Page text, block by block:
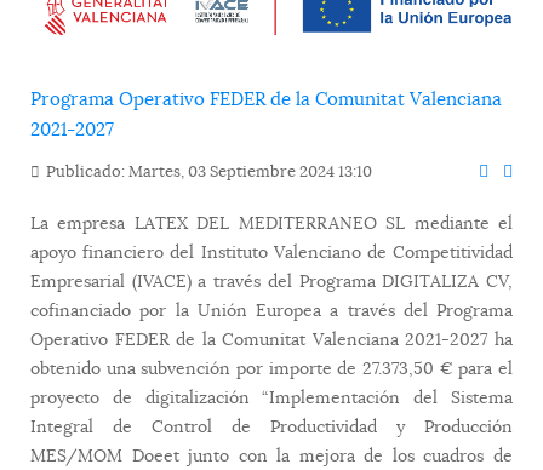
Programa Operativo FEDER de la Comunitat Valenciana
2021-2027
Publicado: Martes, 03 Septiembre 2024 13:10
La empresa LATEX DEL MEDITERRANEO SL mediante el
apoyo financiero del Instituto Valenciano de Competitividad
Empresarial (IVACE) a través del Programa DIGITALIZA CV,
cofinanciado por la Unión Europea a través del Programa
Operativo FEDER de la Comunitat Valenciana 2021-2027 ha
obtenido una subvención por importe de 27.373,50 € para el
proyecto de digitalización “Implementación del Sistema
Integral de Control de Productividad y Producción
MES/MOM Doeet junto con la mejora de los cuadros de